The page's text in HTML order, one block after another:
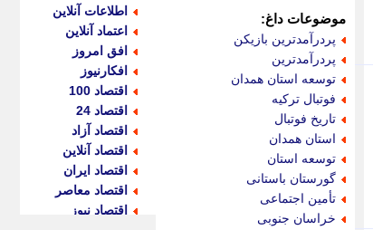
موضوعات داغ:
پردرآمدترین بازیکن
پردرآمدترین
توسعه استان همدان
فوتبال ترکیه
تاریخ فوتبال
استان همدان
توسعه استان
گورستان باستانی
تأمین اجتماعی
خراسان جنوبی
اطلاعات آنلاین
اعتماد آنلاین
افق امروز
افکارنیوز
اقتصاد 100
اقتصاد 24
اقتصاد آزاد
اقتصاد آنلاین
اقتصاد ایران
اقتصاد معاصر
اقتصاد نیوز